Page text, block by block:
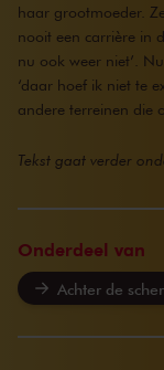
haar grootmoeder.
nooit een carrière in
nu ook weer niet’.
‘daar hoef ik niet te
andere terreinen die
Tekst gaat verder
Onderdeel van
Achter de